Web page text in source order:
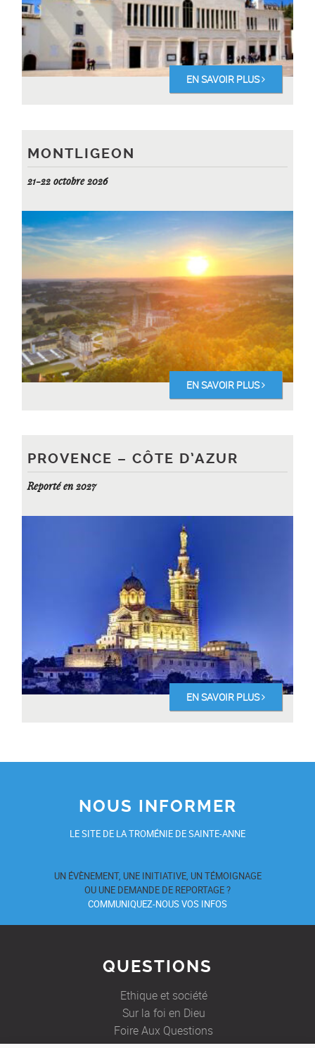
EN SAVOIR PLUS
MONTLIGEON
21-22 octobre 2026
EN SAVOIR PLUS
PROVENCE – CÔTE D’AZUR
Reporté en 2027
EN SAVOIR PLUS
NOUS INFORMER
LE SITE DE LA TROMÉNIE DE SAINTE-ANNE
UN ÉVÈNEMENT, UNE INITIATIVE, UN TÉMOIGNAGE
OU UNE DEMANDE DE REPORTAGE ?
COMMUNIQUEZ-NOUS VOS INFOS
QUESTIONS
Ethique et société
Sur la foi en Dieu
Foire Aux Questions